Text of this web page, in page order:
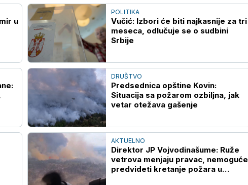
u
POLITIKA
Vučić: Izbori će biti najkasnije za tri
meseca, odlučuje se o sudbini
Srbije
DRUŠTVO
Predsednica opštine Kovin:
Situacija sa požarom ozbiljna, jak
vetar otežava gašenje
AKTUELNO
Direktor JP Vojvodinašume: Ruže
vetrova menjaju pravac, nemoguće
predvideti kretanje požara u